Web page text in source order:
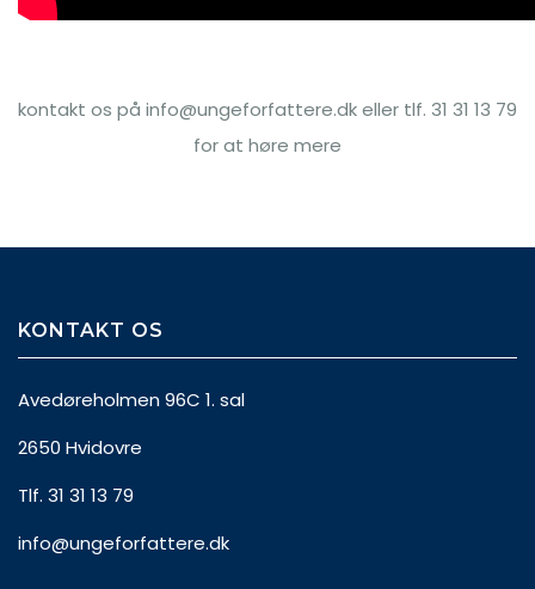
kontakt os på info@ungeforfattere.dk eller tlf. 31 31 13 79
for at høre mere
KONTAKT OS
Avedøreholmen 96C 1. sal
2650 Hvidovre
Tlf. 31 31 13 79
info@ungeforfattere.dk